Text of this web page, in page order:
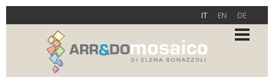
IT EN DE